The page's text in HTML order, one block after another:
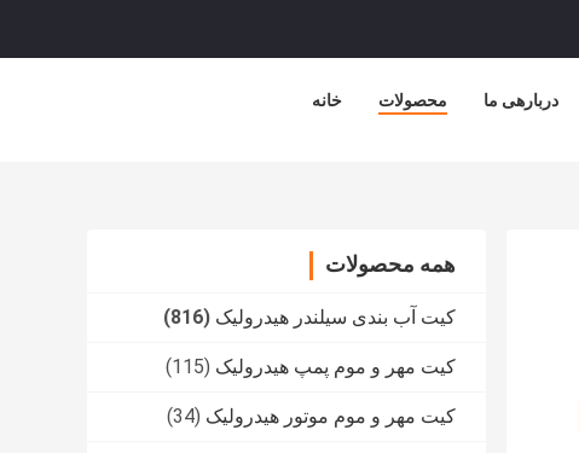
خانه محصولات دربارهی ما
همه محصولات
کیت آب بندی سیلندر هیدرولیک (816)
کیت مهر و موم پمپ هیدرولیک (115)
کیت مهر و موم موتور هیدرولیک (34)